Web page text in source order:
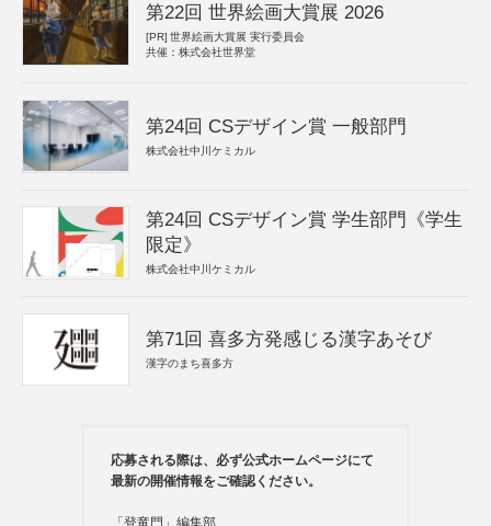
第22回 世界絵画大賞展 2026
[PR] 世界絵画大賞展 実行委員会
共催：株式会社世界堂
第24回 CSデザイン賞 一般部門
株式会社中川ケミカル
第24回 CSデザイン賞 学生部門《学生
限定》
株式会社中川ケミカル
第71回 喜多方発感じる漢字あそび
漢字のまち喜多方
応募される際は、必ず公式ホームページにて
最新の開催情報をご確認ください。
「登竜門」編集部